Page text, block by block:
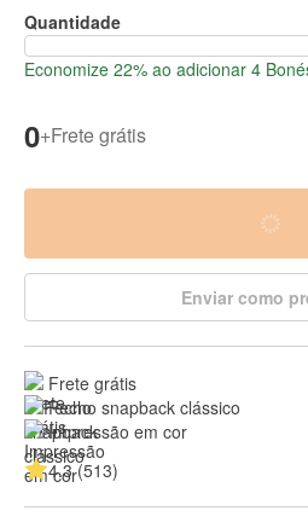
Quantidade
Economize 22% ao adicionar 4
0+Frete grátis
Enviar como
Frete grátis
Fecho snapback clássico
Impressão em cor
4.3 (513)